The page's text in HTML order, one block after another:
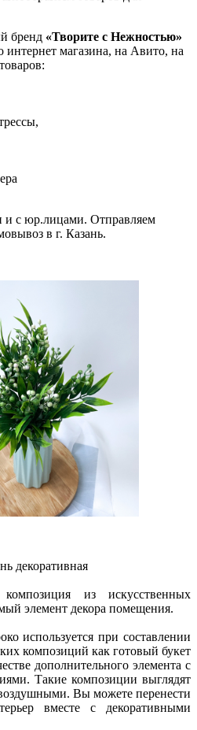
бренд «Творите с Нежностью»
интернет магазина, на Авито, на
с юр.лицами. Отправляем
в г. Казань.
декоративная
из искусственных
элемент декора помещения.
используется при составлении
композиций как готовый букет
дополнительного элемента с
Такие композиции выглядят
Вы можете перенести
вместе с декоративными